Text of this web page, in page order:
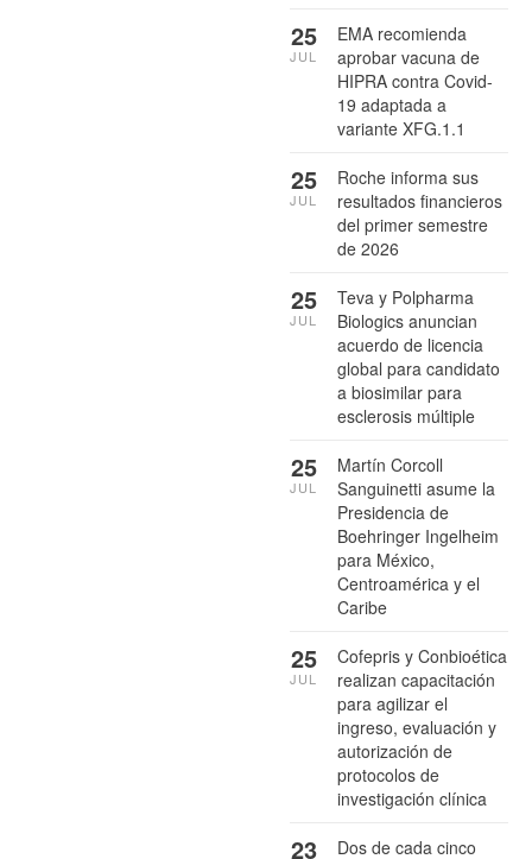
EMA recomienda
aprobar vacuna de
HIPRA contra Covid-
19 adaptada a
variante XFG.1.1
25
JUL
Roche informa sus
resultados financieros
del primer semestre
de 2026
25
JUL
Teva y Polpharma
Biologics anuncian
acuerdo de licencia
global para candidato
a biosimilar para
esclerosis múltiple
25
JUL
Martín Corcoll
Sanguinetti asume la
Presidencia de
Boehringer Ingelheim
para México,
Centroamérica y el
Caribe
25
JUL
Cofepris y Conbioética
realizan capacitación
para agilizar el
ingreso, evaluación y
autorización de
protocolos de
investigación clínica
25
JUL
Dos de cada cinco
23